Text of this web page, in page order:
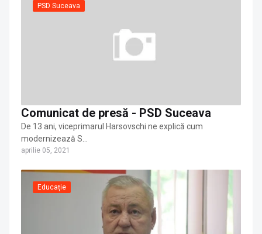
PSD Suceava
Comunicat de presă - PSD Suceava
De 13 ani, viceprimarul Harsovschi ne explică cum
modernizează S…
aprilie 05, 2021
Educație